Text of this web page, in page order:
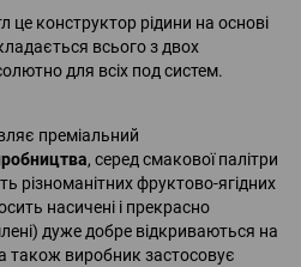
це конструктор рідини на основі
всього з двох
для всіх под систем.
преміальний
, серед смакової палітри
різноманітних фруктово-ягідних
насичені і прекрасно
дуже добре відкриваються на
також виробник застосовує